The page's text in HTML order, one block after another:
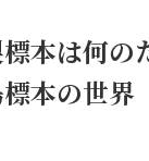
本は何の
本の世界